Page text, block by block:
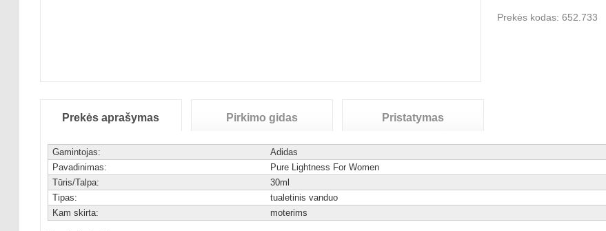
Prekės kodas: 652.733
Prekės aprašymas Pirkimo gidas Pristatymas
Gamintojas:
Adidas
Pavadinimas:
Pure Lightness For Women
Tūris/Talpa:
30ml
Tipas:
tualetinis vanduo
Kam skirta:
moterims